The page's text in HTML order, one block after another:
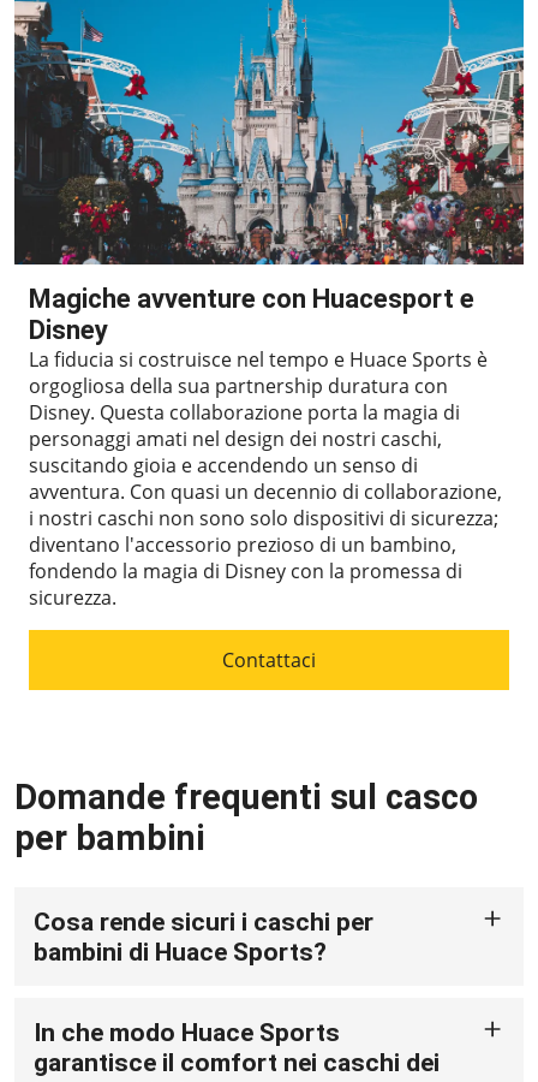
Magiche avventure con Huacesport e
Disney
La fiducia si costruisce nel tempo e Huace Sports è
orgogliosa della sua partnership duratura con
Disney. Questa collaborazione porta la magia di
personaggi amati nel design dei nostri caschi,
suscitando gioia e accendendo un senso di
avventura. Con quasi un decennio di collaborazione,
i nostri caschi non sono solo dispositivi di sicurezza;
diventano l'accessorio prezioso di un bambino,
fondendo la magia di Disney con la promessa di
sicurezza.
Contattaci
Domande frequenti sul casco
per bambini
Cosa rende sicuri i caschi per
bambini di Huace Sports?
densità importati, modellati per fornire una
protezione affidabile. Questi materiali assorbono
In che modo Huace Sports
garantisce il comfort nei caschi dei